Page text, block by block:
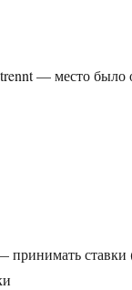
— место было
принимать